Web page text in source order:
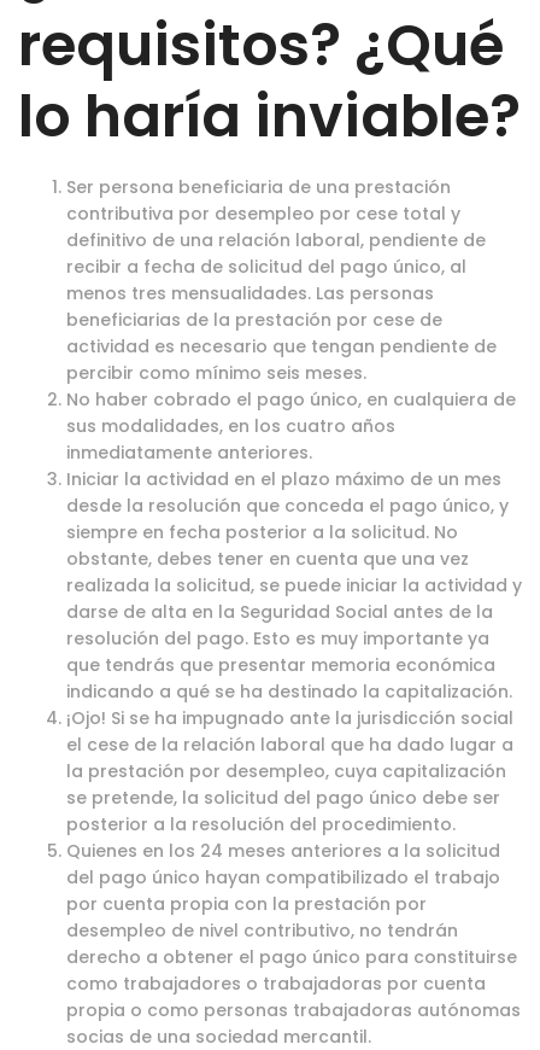
requisitos? ¿Qué
lo haría inviable?
Ser persona beneficiaria de una prestación
contributiva por desempleo por cese total y
definitivo de una relación laboral, pendiente de
recibir a fecha de solicitud del pago único, al
menos tres mensualidades. Las personas
beneficiarias de la prestación por cese de
actividad es necesario que tengan pendiente de
percibir como mínimo seis meses.
No haber cobrado el pago único, en cualquiera de
sus modalidades, en los cuatro años
inmediatamente anteriores.
Iniciar la actividad en el plazo máximo de un mes
desde la resolución que conceda el pago único, y
siempre en fecha posterior a la solicitud. No
obstante, debes tener en cuenta que una vez
realizada la solicitud, se puede iniciar la actividad y
darse de alta en la Seguridad Social antes de la
resolución del pago. Esto es muy importante ya
que tendrás que presentar memoria económica
indicando a qué se ha destinado la capitalización.
¡Ojo! Si se ha impugnado ante la jurisdicción social
el cese de la relación laboral que ha dado lugar a
la prestación por desempleo, cuya capitalización
se pretende, la solicitud del pago único debe ser
posterior a la resolución del procedimiento.
Quienes en los 24 meses anteriores a la solicitud
del pago único hayan compatibilizado el trabajo
por cuenta propia con la prestación por
desempleo de nivel contributivo, no tendrán
derecho a obtener el pago único para constituirse
como trabajadores o trabajadoras por cuenta
propia o como personas trabajadoras autónomas
socias de una sociedad mercantil.